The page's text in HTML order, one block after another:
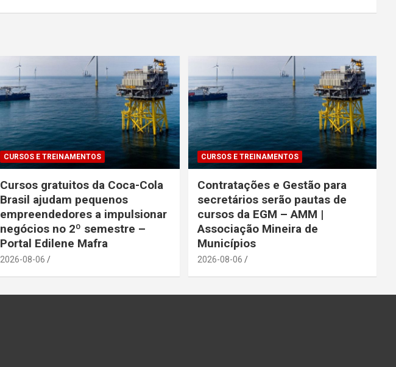
CURSOS E TREINAMENTOS
Cursos gratuitos da Coca-Cola
Brasil ajudam pequenos
empreendedores a impulsionar
negócios no 2º semestre –
Portal Edilene Mafra
2026-08-06
CURSOS E TREINAMENTOS
Contratações e Gestão para
secretários serão pautas de
cursos da EGM – AMM |
Associação Mineira de
Municípios
2026-08-06